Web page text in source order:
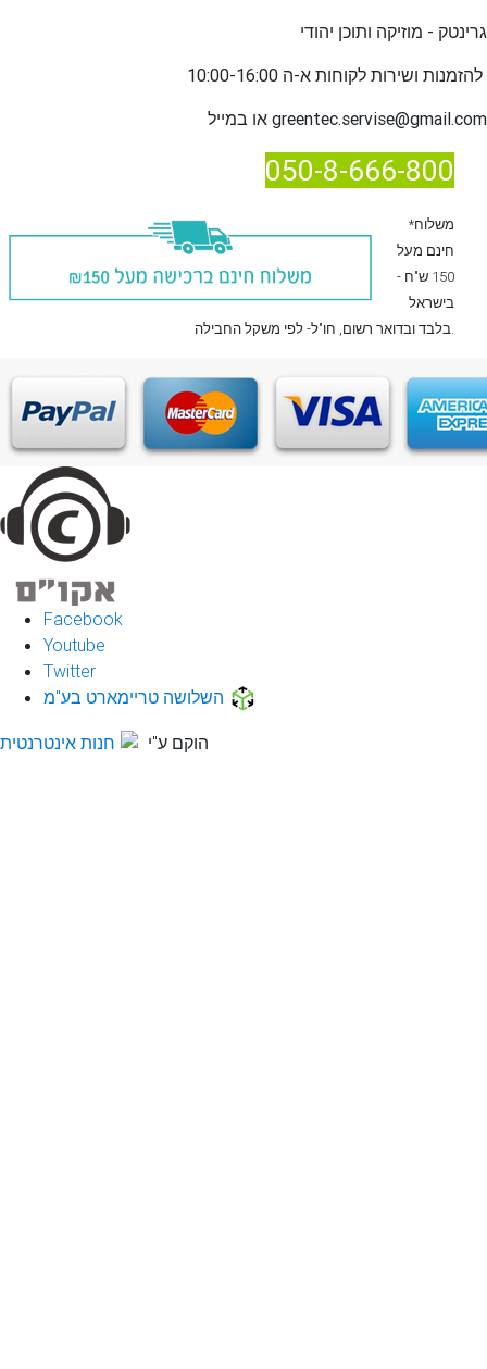
גרינטק - מוזיקה ותוכן יהודי
להזמנות ו
greentec.servise@gmail.com
050-8-666-800
*משלוח
חינם מעל
150 ש"ח -
בישראל
בלבדובדואר רשום , חו"ל- לפי משקל החבילה.
Facebook
Youtube
Twitter
השלושה טריימארט בע"מ
הוקם ע"י חנות אינטרנטית